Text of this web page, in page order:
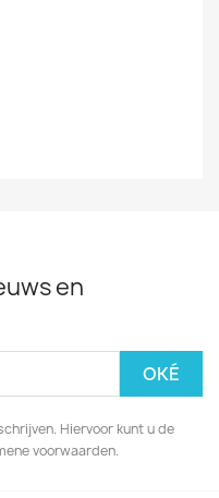
en
Hiervoor kunt u de
voorwaarden.